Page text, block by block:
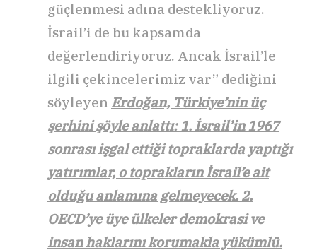
güçlenmesi adına destekliyoruz.
İsrail’i de bu kapsamda
değerlendiriyoruz. Ancak İsrail’le
ilgili çekincelerimiz var” dediğini
söyleyen Erdoğan, Türkiye’nin üç
şerhini şöyle anlattı: 1. İsrail’in 1967
sonrası işgal ettiği topraklarda yaptığı
yatırımlar, o toprakların İsrail’e ait
olduğu anlamına gelmeyecek. 2.
OECD’ye üye ülkeler demokrasi ve
insan haklarını korumakla yükümlü.